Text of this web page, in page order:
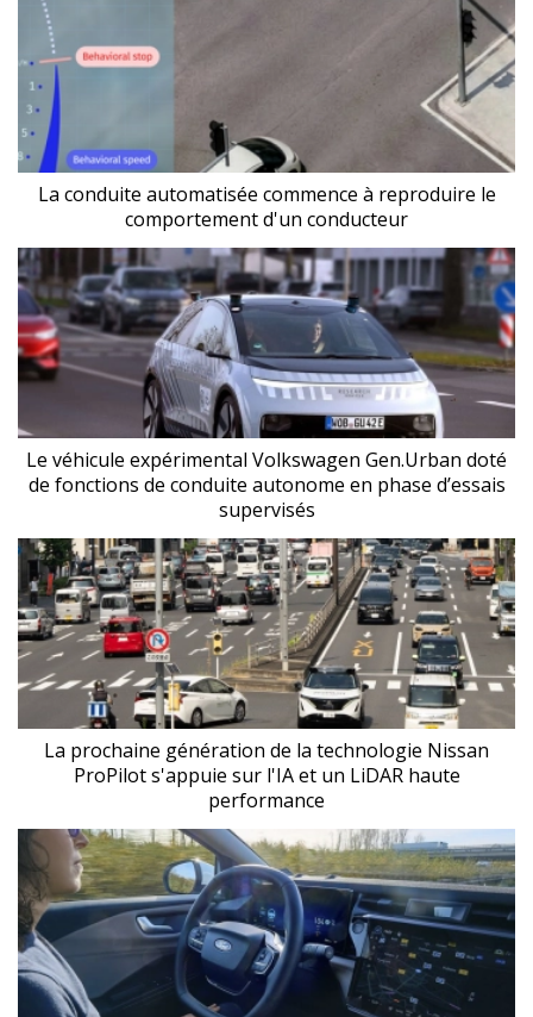
La conduite automatisée commence à reproduire le
comportement d'un conducteur
Le véhicule expérimental Volkswagen Gen.Urban doté
de fonctions de conduite autonome en phase d’essais
supervisés
La prochaine génération de la technologie Nissan
ProPilot s'appuie sur l'IA et un LiDAR haute
performance